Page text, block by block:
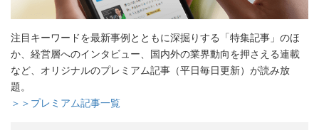
注目キーワードを最新事例とともに深掘りする「特集記事」のほ
か、経営層へのインタビュー、国内外の業界動向を押さえる連載
など、オリジナルのプレミアム記事（平日毎日更新）が読み放
題。
＞＞プレミアム記事一覧